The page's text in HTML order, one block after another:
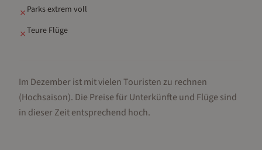
✗ Parks extrem voll
✗Teure Flüge
Im Dezember ist mit vielen Touristen zu rechnen
(Hochsaison). Die Preise für Unterkünfte und Flüge sind
in dieser Zeit entsprechend hoch.